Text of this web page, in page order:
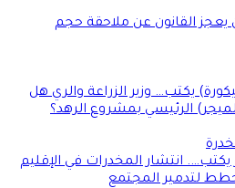
القانون عن ملاحقة حجم
يكتب… وزير الزراعة والري هل
الرئيسي بمشروع الرهد؟
يكتب…. انتشار المخدرات في الإقليم
لتدمير المجتمع